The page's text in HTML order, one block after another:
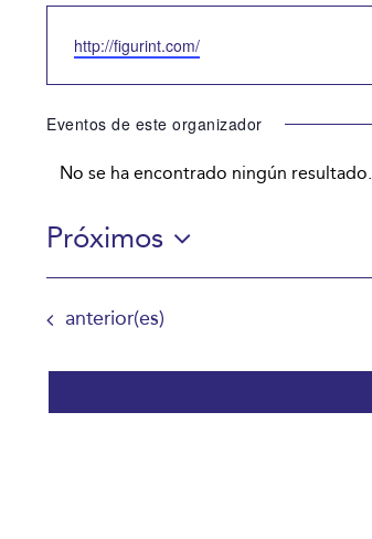
Website
http://figurint.com/
Eventos de este organizador
Aviso
No se ha encontrado ningún resultado.
Próximos
Selecciona
fecha.
Eventos
anterior(es)